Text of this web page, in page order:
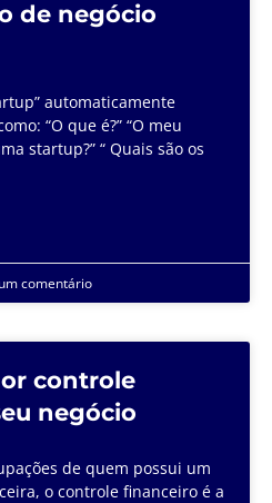
de negócio
automaticamente
“O que é?” “O meu
startup?” “ Quais são os
comentário
controle
negócio
de quem possui um
o controle financeiro é a